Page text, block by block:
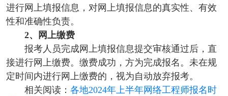
进行网上填报信息，对网上填报信息的真实性、有效
性和准确性负责。
2、网上缴费
报考人员完成网上填报信息提交审核通过后，直
接进行网上缴费。缴费成功，方为完成报名。未在规
定时间内进行网上缴费的，视为自动放弃报考。
相关阅读： 各地2024年上半年网络工程师报名时